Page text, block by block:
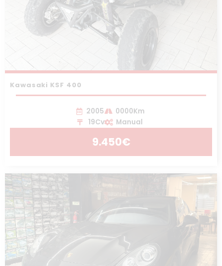
Kawasaki KSF 400
2005
0000Km
19Cv
Manual
9.450€